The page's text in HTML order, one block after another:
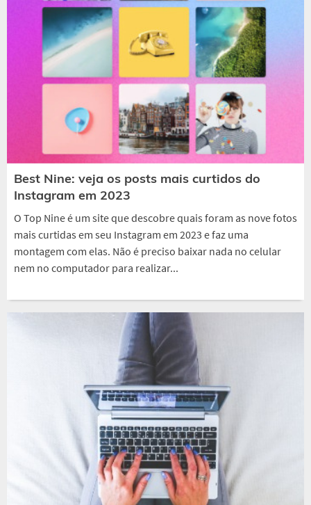
Best Nine: veja os posts mais curtidos do
Instagram em 2023
O Top Nine é um site que descobre quais foram as nove fotos
mais curtidas em seu Instagram em 2023 e faz uma
montagem com elas. Não é preciso baixar nada no celular
nem no computador para realizar...